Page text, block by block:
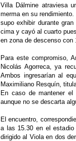
Villa Dálmine atraviesa
merma en su
supo exhibir durante
cima y cayó al cuarto
en zona de descenso con
Para este compromiso,
Nicolás Agorreca, ya
Ambos ingresarían al
Maximiliano Resquín,
En caso de mantener el
aunque no se descarta
El encuentro,
a las 15.30 en el
dirigido al Viola en dos